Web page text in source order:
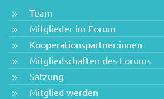
Team
Mitglieder im Forum
Kooperationspartner:innen
Mitgliedschaften des Forums
Satzung
Mitglied werden